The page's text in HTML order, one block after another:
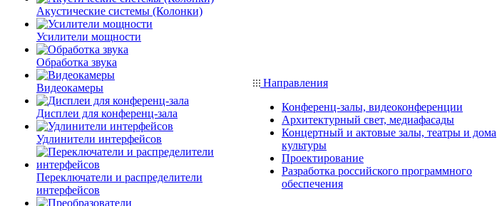
Акустические системы (Колонки)
Усилители мощности
Обработка звука
Видеокамеры
Дисплеи для конференц-зала
Удлинители интерфейсов
Переключатели и распределители
интерфейсов
Направления
Конференц-залы, видеоконференции
Архитектурный свет, медиафасады
Концертный и актовые залы, театры и дома
культуры
Проектирование
Разработка российского программного
обеспечения